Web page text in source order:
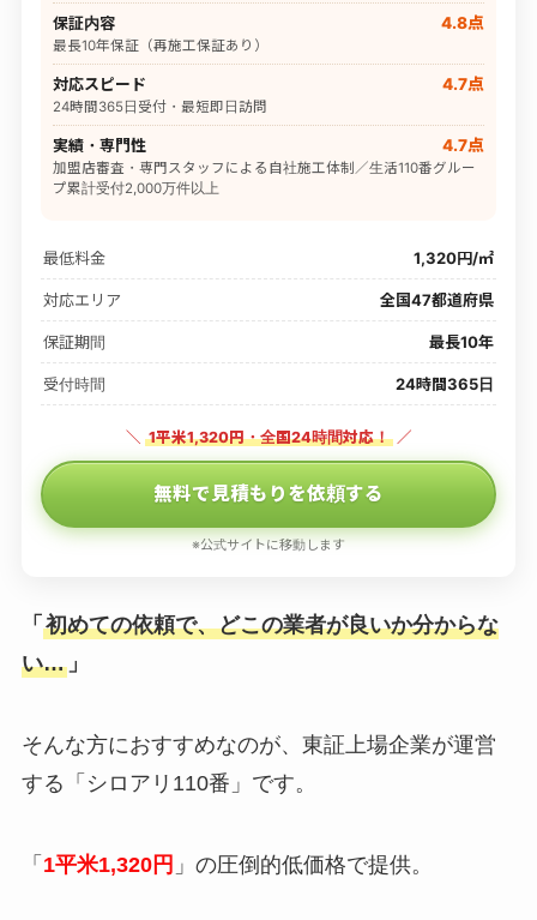
保証内容 4.8点
最長10年保証（再施工保証あり）
対応スピード 4.7点
24時間365日受付・最短即日訪問
実績・専門性 4.7点
加盟店審査・専門スタッフによる自社施工体制／生活110番グルー
プ累計受付2,000万件以上
最低料金 1,320円/㎡
対応エリア 全国47都道府県
保証期間 最長10年
受付時間 24時間365日
＼ 1平米1,320円・全国24時間対応！ ／
無料で見積もりを依頼する
※公式サイトに移動します
「 初めての依頼で、どこの業者が良いか分からな
い…」
そんな方におすすめなのが、東証上場企業が運営
する「シロアリ110番」です。
「 1平米1,320円 」の圧倒的低価格で提供。